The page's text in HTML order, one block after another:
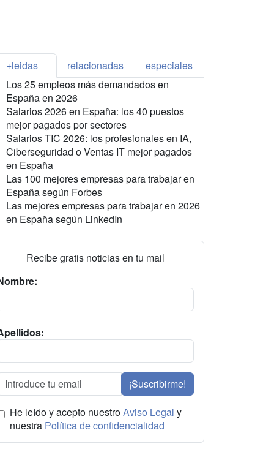
+leidas relacionadas
especiales
Los 25 empleos más demandados en
España en 2026
Salarios 2026 en España: los 40 puestos
mejor pagados por sectores
Salarios TIC 2026: los profesionales en IA,
Ciberseguridad o Ventas IT mejor pagados
en España
Las 100 mejores empresas para trabajar en
España según Forbes
Las mejores empresas para trabajar en 2026
en España según LinkedIn
Recibe gratis noticias en tu mail
¡Suscribirme!
He leído y acepto nuestroAviso Legal y
nuestra Política de confidencialidad